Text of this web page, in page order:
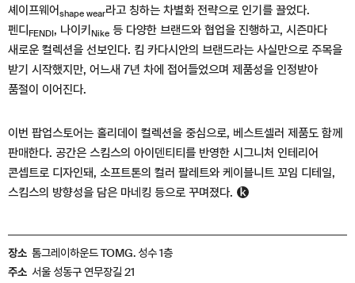
장소 톰그레이하운드 TOMG. 성수 1층
주소 서울 성동구 연무장길 21
셰이프웨어 shape wear라고 칭하는 차별화 전략으로 인기를 끌었다.
펜디 FENDI, 나이키 Nike 등 다양한 브랜드와 협업을 진행하고, 시즌마다
새로운 컬렉션을 선보인다. 킴 카다시안의 브랜드라는 사실만으로 주목을
받기 시작했지만, 어느새 7년 차에 접어들었으며 제품성을 인정받아
품절이 이어진다.
이번 팝업스토어는 홀리데이 컬렉션을 중심으로, 베스트셀러 제품도 함께
판매한다. 공간은 스킴스의 아이덴티티를 반영한 시그니처 인테리어
콘셉트로 디자인돼, 소프트톤의 컬러 팔레트와 케이블니트 꼬임 디테일,
스킴스의 방향성을 담은 마네킹 등으로 꾸며졌다.